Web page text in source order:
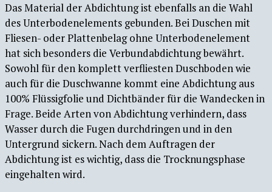
Das Material der Abdichtung ist ebenfalls an die Wahl
des Unterbodenelements gebunden. Bei Duschen mit
Fliesen- oder Plattenbelag ohne Unterbodenelement
hat sich besonders die Verbundabdichtung bewährt.
Sowohl für den komplett verfliesten Duschboden wie
auch für die Duschwanne kommt eine Abdichtung aus
100% Flüssigfolie und Dichtbänder für die Wandecken in
Frage. Beide Arten von Abdichtung verhindern, dass
Wasser durch die Fugen durchdringen und in den
Untergrund sickern. Nach dem Auftragen der
Abdichtung ist es wichtig, dass die Trocknungsphase
eingehalten wird.